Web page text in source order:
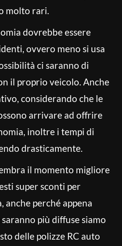
molto rari.
dovrebbe essere
ovvero meno si usa
ci saranno di
il proprio veicolo. Anche
considerando che le
arrivare ad offrire
inoltre i tempi di
drasticamente.
il momento migliore
super sconti per
anche perché appena
più diffuse siamo
delle polizze RC auto